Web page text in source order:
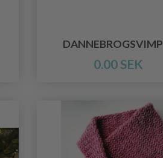
0.00 SEK